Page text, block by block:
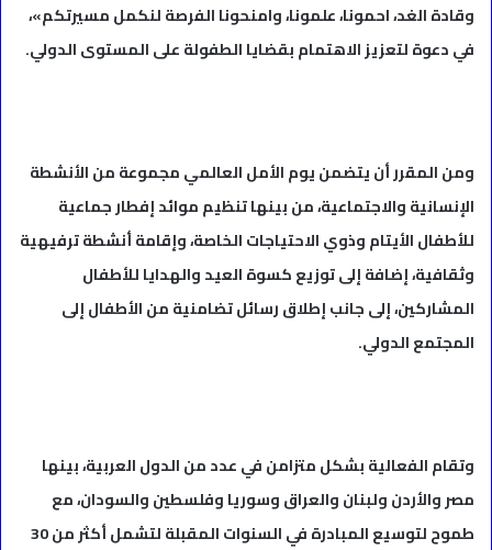
وقادة الغد، احمونا، علمونا، وامنحونا الفرصة لنكمل مسيرتكم»،
في دعوة لتعزيز الاهتمام بقضايا الطفولة على المستوى الدولي.
ومن المقرر أن يتضمن يوم الأمل العالمي مجموعة من الأنشطة
الإنسانية والاجتماعية، من بينها تنظيم موائد إفطار جماعية
للأطفال الأيتام وذوي الاحتياجات الخاصة، وإقامة أنشطة ترفيهية
وثقافية، إضافة إلى توزيع كسوة العيد والهدايا للأطفال
المشاركين، إلى جانب إطلاق رسائل تضامنية من الأطفال إلى
المجتمع الدولي.
وتقام الفعالية بشكل متزامن في عدد من الدول العربية، بينها
مصر والأردن ولبنان والعراق وسوريا وفلسطين والسودان، مع
طموح لتوسيع المبادرة في السنوات المقبلة لتشمل أكثر من 30